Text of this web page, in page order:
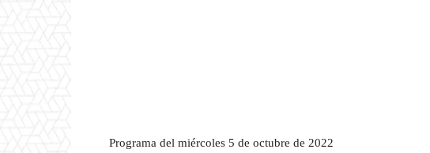
Programa del miércoles 5 de octubre de 2022